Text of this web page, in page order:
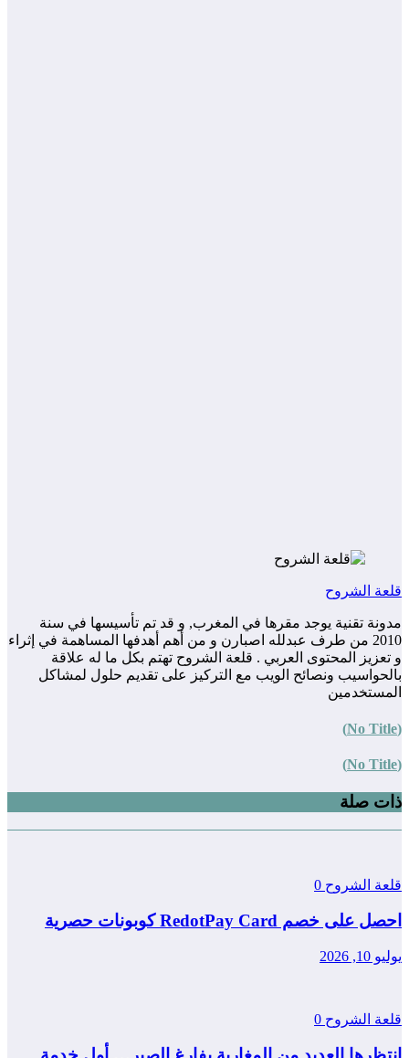
قلعة الشروح
مدونة تقنية يوجد مقرها في المغرب, و قد تم تأسيسها في سنة
2010 من طرف عبدلله اصبارن و من أهم أهدفها المساهمة في إثراء
و تعزيز المحتوى العربي . قلعة الشروح تهتم بكل ما له علاقة
بالحواسيب ونصائح الويب مع التركيز على تقديم حلول لمشاكل
المستخدمين
(No Title)
(No Title)
ذات صلة
قلعة الشروح 0
احصل على خصم RedotPay Card كوبونات حصرية
يوليو 10, 2026
قلعة الشروح 0